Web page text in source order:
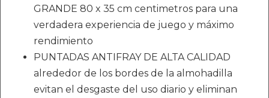
GRANDE 80 x 35 cm centimetros para una
verdadera experiencia de juego y máximo
rendimiento
PUNTADAS ANTIFRAY DE ALTA CALIDAD
alrededor de los bordes de la almohadilla
evitan el desgaste del uso diario y eliminan